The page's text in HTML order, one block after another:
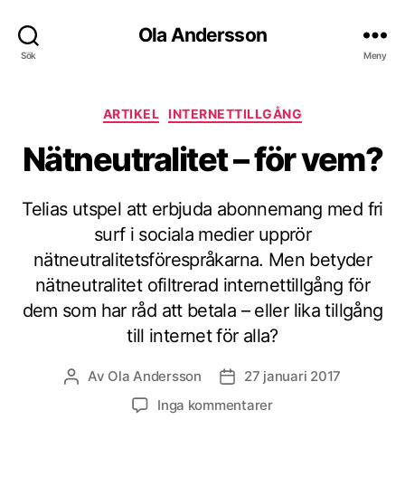
Sök
Ola Andersson
Meny
Kategorier
ARTIKEL INTERNETTILLGÅNG
Nätneutralitet – för vem?
Telias utspel att erbjuda abonnemang med fri
surf i sociala medier upprör
nätneutralitetsförespråkarna. Men betyder
nätneutralitet ofiltrerad internettillgång för
dem som har råd att betala – eller lika tillgång
till internet för alla?
Inläggsförfattare
Av Ola Andersson Inläggsdatum
27 januari 2017
Inga kommentarertill